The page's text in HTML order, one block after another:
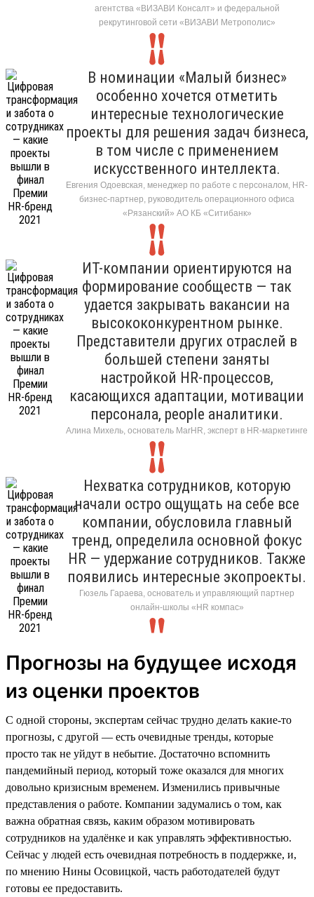
агентства «ВИЗАВИ Консалт» и федеральной
рекрутинговой сети «ВИЗАВИ Метрополис»
В номинации «Малый бизнес»
особенно хочется отметить
интересные технологические
проекты для решения задач бизнеса,
в том числе с применением
искусственного интеллекта.
Евгения Одоевская, менеджер по работе с персоналом, HR-
бизнес-партнер, руководитель операционного офиса
«Рязанский» АО КБ «Ситибанк»
ИТ-компании ориентируются на
формирование сообществ — так
удается закрывать вакансии на
высококонкурентном рынке.
Представители других отраслей в
большей степени заняты
настройкой HR-процессов,
касающихся адаптации, мотивации
персонала, people аналитики.
Алина Михель, основатель MarHR, эксперт в HR-маркетинге
Нехватка сотрудников, которую
начали остро ощущать на себе все
компании, обусловила главный
тренд, определила основной фокус
HR — удержание сотрудников. Также
появились интересные экопроекты.
Гюзель Гараева, основатель и управляющий партнер
онлайн-школы «HR компас»
Прогнозы на будущее исходя
из оценки проектов
С одной стороны, экспертам сейчас трудно делать какие-то
прогнозы, с другой — есть очевидные тренды, которые
просто так не уйдут в небытие. Достаточно вспомнить
пандемийный период, который тоже оказался для многих
довольно кризисным временем. Изменились привычные
представления о работе. Компании задумались о том, как
важна обратная связь, каким образом мотивировать
сотрудников на удалёнке и как управлять эффективностью.
Сейчас у людей есть очевидная потребность в поддержке, и,
по мнению Нины Осовицкой, часть работодателей будут
готовы ее предоставить.